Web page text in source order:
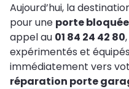
Aujourd’hui, la
pour une porte bloquée
appel au 01 84 24 42 80
expérimentés et
immédiatement vers
réparation porte